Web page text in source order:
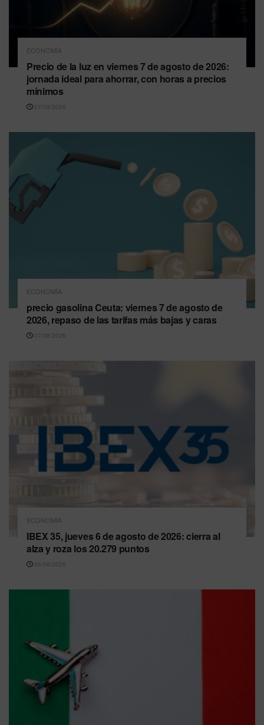
ECONOMÍA
Precio de la luz en viernes 7 de agosto de 2026:
jornada ideal para ahorrar, con horas a precios
mínimos
07/08/2026
ECONOMÍA
precio gasolina Ceuta: viernes 7 de agosto de
2026, repaso de las tarifas más bajas y caras
07/08/2026
ECONOMÍA
IBEX 35, jueves 6 de agosto de 2026: cierra al
alza y roza los 20.279 puntos
06/08/2026